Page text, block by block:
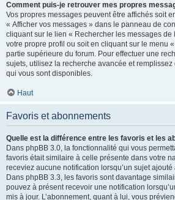
Comment puis-je retrouver mes propres
Vos propres messages peuvent être affichés soit
« Afficher vos messages » dans le panneau de
cliquant sur le lien « Rechercher les messages de
votre propre profil ou soit en cliquant sur le menu
partie supérieure du forum. Pour effectuer une
sujets, utilisez la recherche avancée et
qui vous sont disponibles.
Haut
Favoris et abonnements
Quelle est la différence entre les favoris et les
Dans phpBB 3.0, la fonctionnalité qui vous
favoris était similaire à celle présente dans votre
receviez aucune notification lorsqu’un sujet
Dans phpBB 3.3, les favoris sont davantage
pouvez à présent recevoir une notification
mis à jour. L’abonnement, quant à lui, vous